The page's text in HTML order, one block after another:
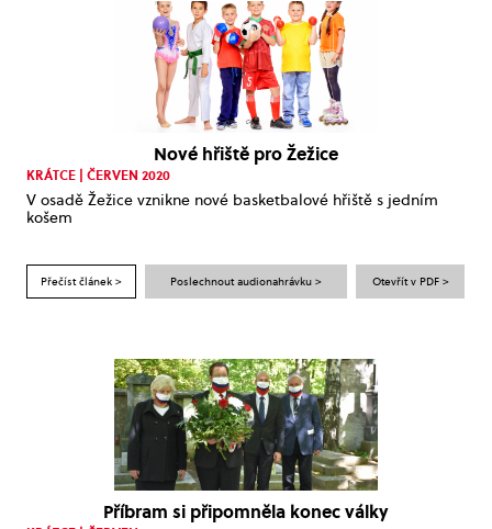
Nové hřiště pro Žežice
KRÁTCE | ČERVEN 2020
V osadě Žežice vznikne nové basketbalové hřiště s jedním
košem
Přečíst článek > Poslechnout audionahrávku > Otevřít v PDF >
Příbram si připomněla konec války